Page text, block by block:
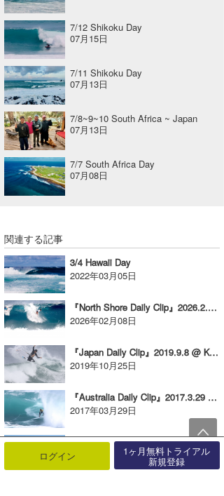
7/12 Shikoku Day
07月15日
7/11 Shikoku Day
07月13日
7/8~9~10 South Africa ~ Japan
07月13日
7/7 South Africa Day
07月08日
関連する記事
3/4 Hawaii Day
2022年03月05日
『North Shore Daily Clip』2026.2.6 @ BACKDOOR & PIPELINE
2026年02月08日
『Japan Daily Clip』2019.9.8 @ Kyushu
2019年10月25日
『Australia Daily Clip』2017.3.29 @ North Point
2017年03月29日
3/16 WA Day
2019年03月17日
ログイン 1ヶ月無料トライアル
新規登録